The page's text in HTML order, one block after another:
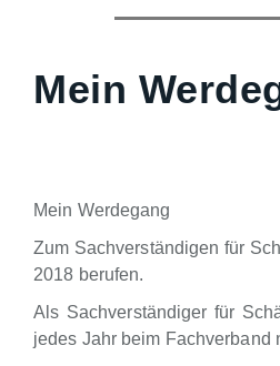
Mein
Mein Werdegang
Zum Sachverständigen für
2018 berufen.
Als Sachverständiger für
jedes Jahr beim